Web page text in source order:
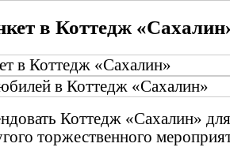
в Коттедж
Коттедж «Сахалин»
торжественного